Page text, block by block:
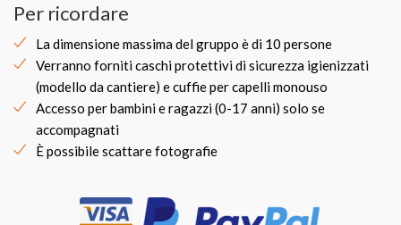
Per ricordare
La dimensione massima del gruppo è di 10 persone
Verranno forniti caschi protettivi di sicurezza igienizzati
(modello da cantiere) e cuffie per capelli monouso
Accesso per bambini e ragazzi (0-17 anni) solo se
accompagnati
È possibile scattare fotografie